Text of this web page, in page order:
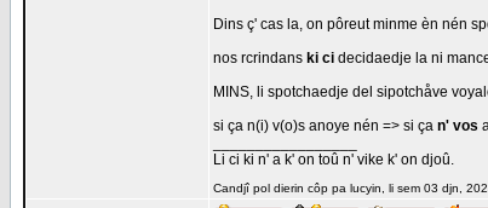
Dins ç' cas la, on pôreut minme èn nén
nos rcrindans ki ci decidaedje la ni
MINS, li spotchaedje del sipotchåve
si ça n(i) v(o)s anoye nén => si ça n' vos
Li ci ki n' a k' on toû n' vike k' on djoû.
Candjî pol dierin côp pa lucyin, li sem 03 djn,